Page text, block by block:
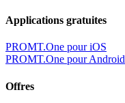
Applications gratuites
PROMT.One pour iOS
PROMT.One pour Android
Offres